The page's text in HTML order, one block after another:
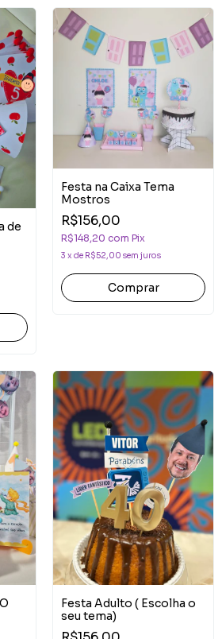
de
Festa na Caixa Tema
Mostros
R$156,00
R$148,20 com Pix
3 x de R$52,00 sem juros
Comprar
Festa Adulto ( Escolha o
seu tema)